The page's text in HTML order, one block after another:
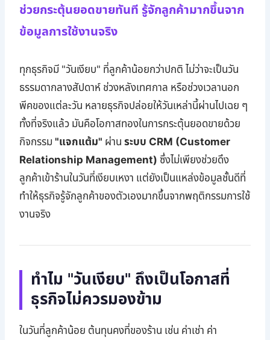
ช่วยกระตุ้นยอดขายทันที รู้จักลูกค้ามากขึ้นจาก
ข้อมูลการใช้งานจริง
ทุกธุรกิจมี "วันเงียบ" ที่ลูกค้าน้อยกว่าปกติ ไม่ว่าจะเป็นวัน
ธรรมดากลางสัปดาห์ ช่วงหลังเทศกาล หรือช่วงเวลานอก
พีคของแต่ละวัน หลายธุรกิจปล่อยให้วันเหล่านี้ผ่านไปเฉย ๆ
ทั้งที่จริงแล้ว มันคือโอกาสทองในการกระตุ้นยอดขายด้วย
กิจกรรม"แจกแต้ม" ผ่านระบบ CRM (Customer
Relationship Management)ซึ่งไม่เพียงช่วยดึง
ลูกค้าเข้าร้านในวันที่เงียบเหงา แต่ยังเป็นแหล่งข้อมูลชั้นดีที่
ทำให้ธุรกิจรู้จักลูกค้าของตัวเองมากขึ้นจากพฤติกรรมการใช้
งานจริง
ทำไม "วันเงียบ" ถึงเป็นโอกาสที่
ธุรกิจไม่ควรมองข้าม
ในวันที่ลูกค้าน้อย ต้นทุนคงที่ของร้าน เช่น ค่าเช่า ค่า